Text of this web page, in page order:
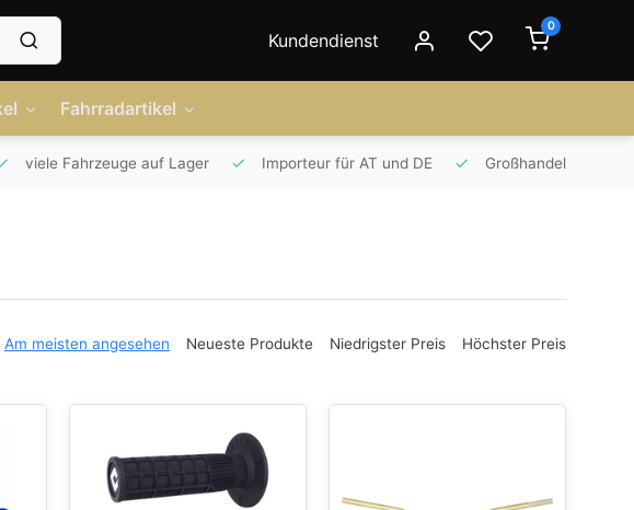
Kundendienst
0
Fahrradartikel
viele Fahrzeuge auf Lager Importeur für AT und DE Großhandel
Am meisten angesehen Neueste Produkte Niedrigster Preis Höchster Preis